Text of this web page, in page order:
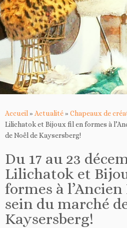
Accueil » Actualité» Chapeaux de
Lilichatok et Bijoux fil en formes à
de Noêl de Kaysersberg!
Du 17 au 23
Lilichatok et
formes à l’Ancien
sein du marché
Kaysersberg!